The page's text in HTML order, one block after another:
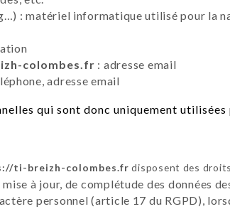
: matériel informatique utilisé pour la
colombes.fr : adresse email
adresse email
qui sont donc uniquement utilisées
ti-breizh-colombes.fr disposent des
à jour, de complétude des données
personnel (article 17 du RGPD),